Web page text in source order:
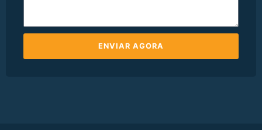
ENVIAR AGORA